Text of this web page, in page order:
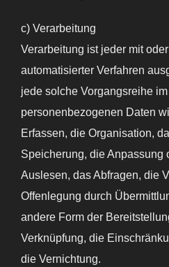
c) Verarbeitung
Verarbeitung ist jeder mit
automatisierter Verfahren
jede solche Vorgangsreihe
personenbezogenen Daten
Erfassen, die Organisation,
Speicherung, die Anpassung
Auslesen, das Abfragen, die
Offenlegung durch
andere Form der
Verknüpfung, die
die Vernichtung.